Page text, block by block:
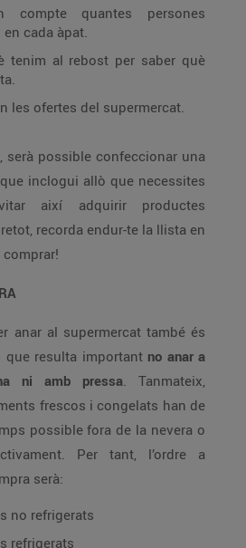
compte quantes persones
en cada àpat.
tenim al rebost per saber què
les ofertes del supermercat.
serà possible confeccionar una
que inclogui allò que necessites
així adquirir productes
recorda endur-te la llista en
comprar!
anar al supermercat també és
resulta important no anar a
ni amb pressa. Tanmateix,
frescos i congelats han de
possible fora de la nevera o
Per tant, l’ordre a
serà:
no refrigerats
refrigerats